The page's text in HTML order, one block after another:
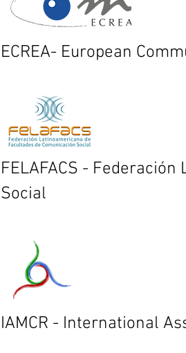
ECREA- European
FELAFACS -
Social
IAMCR - International